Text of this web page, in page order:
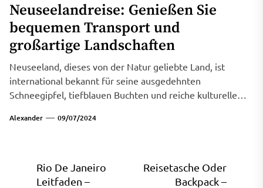
Neuseelandreise: Genießen Sie
bequemen Transport und
großartige Landschaften
Neuseeland, dieses von der Natur geliebte Land, ist
international bekannt für seine ausgedehnten
Schneegipfel, tiefblauen Buchten und reiche kulturelle
Alexander 09/07/2024
Beitragsnavigation
Rio De Janeiro
Leitfaden –
Reisetasche Oder
Backpack –